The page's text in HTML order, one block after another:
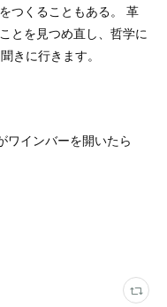
つくることもある。 革
とを見つめ直し、哲学に
きに行きます。
ワインバーを開いたら